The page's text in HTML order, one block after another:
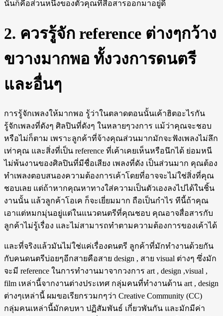
นั่นก็คือส่วนหนึ่งของตัวคุณที่สื่อสารออกมาอยู่ดี
2. ควรรู้จัก reference ต่างๆกว้าง
ขวางมากพอ ทั้งวงการดนตรี
และอื่นๆ
การรู้จักเพลงให้มากพอ รู้ว่าในตลาดตอนนั้นเค้าฮิตอะไรกัน
รู้จักเพลงที่ดังๆ ศิลปินที่ดังๆ ในหลายๆวงการ แม้ว่าคุณจะชอบ
หรือไม่ก็ตาม เพราะลูกค้าที่จ้างคุณส่วนมากมักจะฟังเพลงไม่ลึก
เท่าคุณ และสิ่งที่เป็น reference ที่เค้าเคยเห็นหรือนึกได้ ย่อมหนี
ไม่พ้นงานของศิลปินที่มีชื่อเสียง เพลงที่ดัง เป็นส่วนมาก คุณต้อง
ทำเพลงตอบสนองความต้องการเค้าโดยที่อาจจะไม่ใช่สิ่งที่คุณ
ชอบเลย แต่ถ้าหากคุณหาทางใส่ความเป็นตัวเองลงไปได้ในชิ้น
งานนั้น แล้วลูกค้าโอเค ก็จะเยี่ยมมาก ถือเป็นกำไร ทีนี้ถ้าคุณ
เอาแต่หมกมุ่นอยู่แต่ในแนวดนตรีที่คุณชอบ คุณอาจสื่อสารกับ
ลูกค้าไม่รู้เรื่อง และไม่สามารถทำตามความต้องการของเค้าได้
และที่จริงแล้วมันไม่ใช่แค่เรื่องดนตรี ลูกค้าที่มักทำงานด้วยกัน
กับคนดนตรีบ่อยๆอีกสายคือสาย design , สาย visual ต่างๆ ซึ่งมัก
จะมี reference ในการทำงานมาจากวงการ art , design ,visual ,
film เหล่านี้จากงานต่างประเทศ กลุ่มคนที่ทำงานด้าน art , design
ต่างๆเหล่านี้ ผมขอเรียกรวมกๆว่า Creative Community (CC)
กลุ่มคนเหล่านี้มักคบหา ปฏิสัมพันธ์ เกี่ยวพันกัน และมักมีค่า